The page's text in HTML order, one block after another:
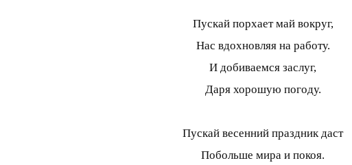
Пускай порхает май вокруг,
Нас вдохновляя на работу.
И добиваемся заслуг,
Даря хорошую погоду.
Пускай весенний праздник даст
Побольше мира и покоя.